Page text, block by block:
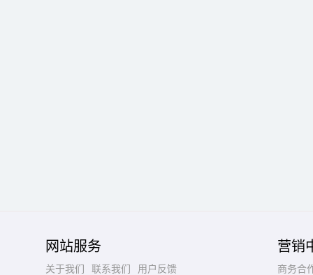
网站服务
关于我们 联系我们
用户反馈
营销
商务合